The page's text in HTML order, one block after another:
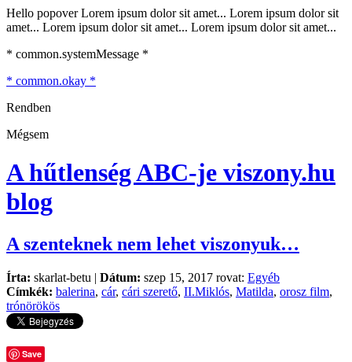
Hello popover Lorem ipsum dolor sit amet... Lorem ipsum dolor sit
amet... Lorem ipsum dolor sit amet... Lorem ipsum dolor sit amet...
* common.systemMessage *
* common.okay *
Rendben
Mégsem
A hűtlenség ABC-je viszony.hu
blog
A szenteknek nem lehet viszonyuk…
Írta: skarlat-betu | Dátum: szep 15, 2017 rovat: Egyéb
Címkék: balerina, cár, cári szerető, II.Miklós, Matilda, orosz film,
trónörökös
Save